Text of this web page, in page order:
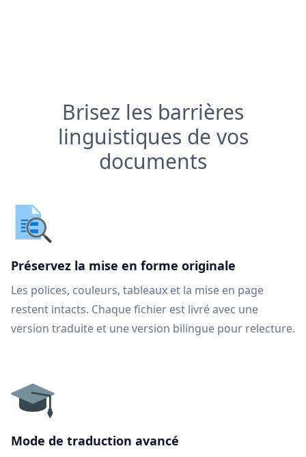
Brisez les barrières
linguistiques de vos
documents
Préservez la mise en forme originale
Les polices, couleurs, tableaux et la mise en page
restent intacts. Chaque fichier est livré avec une
version traduite et une version bilingue pour relecture.
Mode de traduction avancé